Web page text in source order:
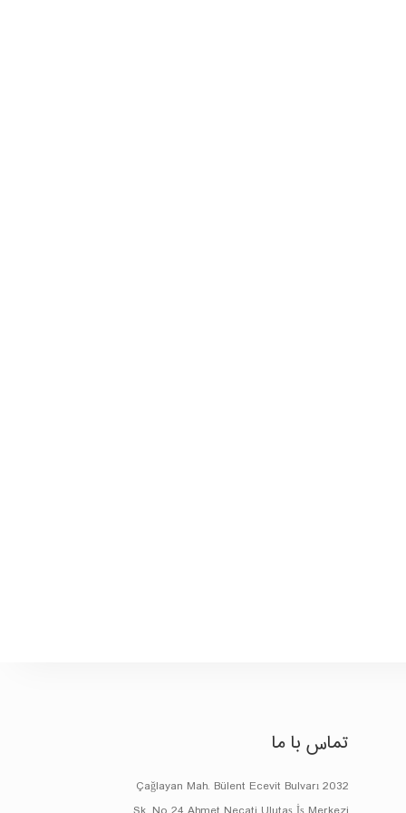
تماس با ما
Çağlayan Mah. Bülent Ecevit Bulvarı 2032